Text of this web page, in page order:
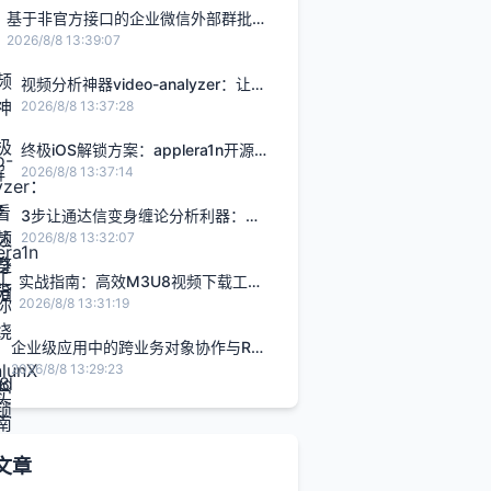
基于非官方接口的企业微信外部群批量
创建与效率重构
2026/8/8 13:39:07
视频分析神器video-analyzer：让AI
看懂视频的完整免费指南
2026/8/8 13:37:28
终极iOS解锁方案：applera1n开源工
具让你轻松绕过iCloud激活锁
2026/8/8 13:37:14
3步让通达信变身缠论分析利器：
ChanlunX插件实战指南
2026/8/8 13:32:07
实战指南：高效M3U8视频下载工具
的深度解析与专业应用
2026/8/8 13:31:19
企业级应用中的跨业务对象协作与RAP
框架实践
2026/8/8 13:29:23
章